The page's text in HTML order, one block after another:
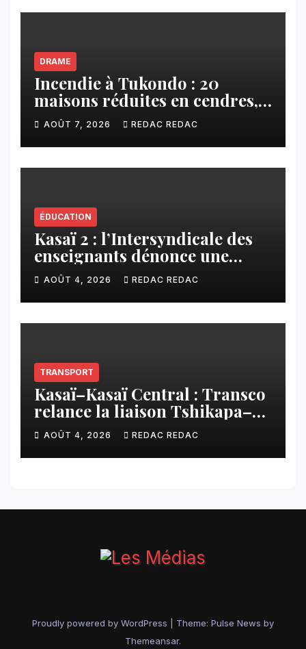
DRAME
Incendie à Tukondo : 20
maisons réduites en cendres,
plusieurs familles sans abri
AOÛT 7, 2026 REDAC REDAC
ÉDUCATION
Kasaï 2 : l’Intersyndicale des
enseignants dénonce une
contribution financière
imposée aux écoles de la
CNCA
AOÛT 4, 2026 REDAC REDAC
TRANSPORT
Kasaï–Kasaï Central : Transco
relance la liaison Tshikapa–
Tshiamu pour faciliter les
échanges
AOÛT 4, 2026 REDAC REDAC
Proudly powered by WordPress Theme: Pulse News by
Themeansar.